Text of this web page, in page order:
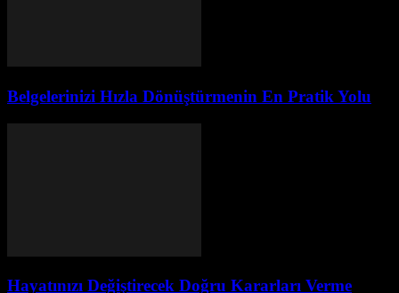
Belgelerinizi Hızla Dönüştürmenin En Pratik Yolu
Hayatınızı Değiştirecek Doğru Kararları Verme